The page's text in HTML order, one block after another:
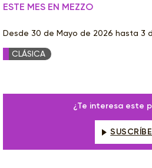
ESTE MES EN MEZZO
Desde 30 de Mayo de 2026 hasta 3
CLÁSICA
¿Te interesa este